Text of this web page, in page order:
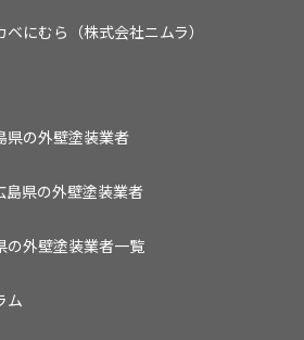
ベにむら（株式会社ニムラ）
県の外壁塗装業者
島県の外壁塗装業者
の外壁塗装業者一覧
ム